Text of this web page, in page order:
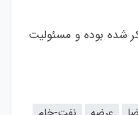
شده بوده و مسئولیت